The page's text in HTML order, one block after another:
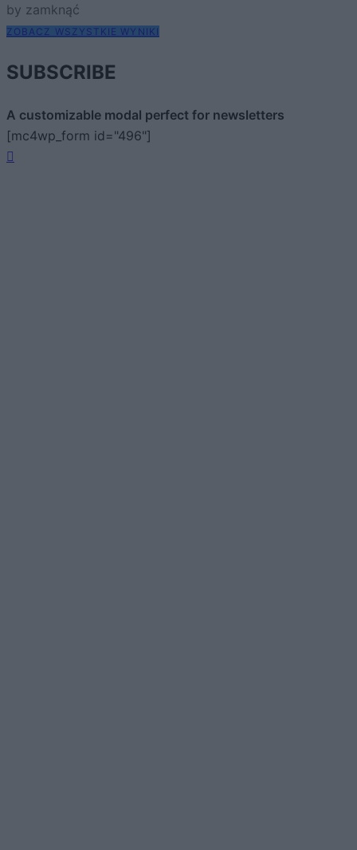
by zamknąć
ZOBACZ WSZYSTKIE WYNIKI
SUBSCRIBE
A customizable modal perfect for newsletters
[mc4wp_form id="496"]